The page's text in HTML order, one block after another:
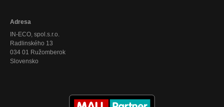
Adresa
IN-ECO, spol.s.r.o.
Radlinského 13
034 01 Ružomberok
Slovensko